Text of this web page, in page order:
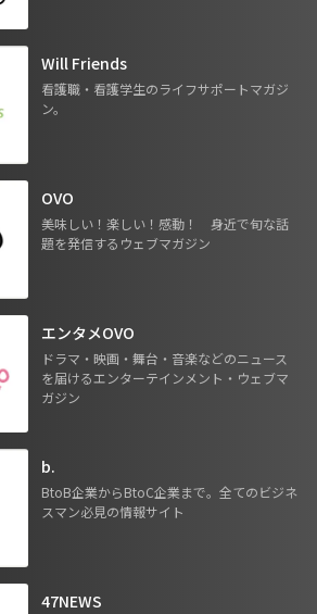
Will Friends
看護職・看護学生のライフサポートマガジ
ン。
OVO
美味しい！楽しい！感動！ 身近で旬な話
題を発信するウェブマガジン
エンタメOVO
ドラマ・映画・舞台・音楽などのニュース
を届けるエンターテインメント・ウェブマ
ガジン
b.
BtoB企業からBtoC企業まで。全てのビジネ
スマン必見の情報サイト
47NEWS